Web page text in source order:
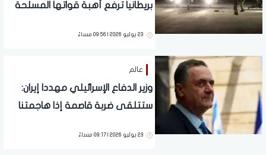
بريطانيا ترفع أهبة قواتها المسلحة
23 يوليو 2026 | 09:56 مساءً
عالم
وزير الدفاع الإسرائيلي مهددا إيران:
ستتلقى ضربة قاصمة إذا هاجمتنا
23 يوليو 2026 | 09:17 مساءً